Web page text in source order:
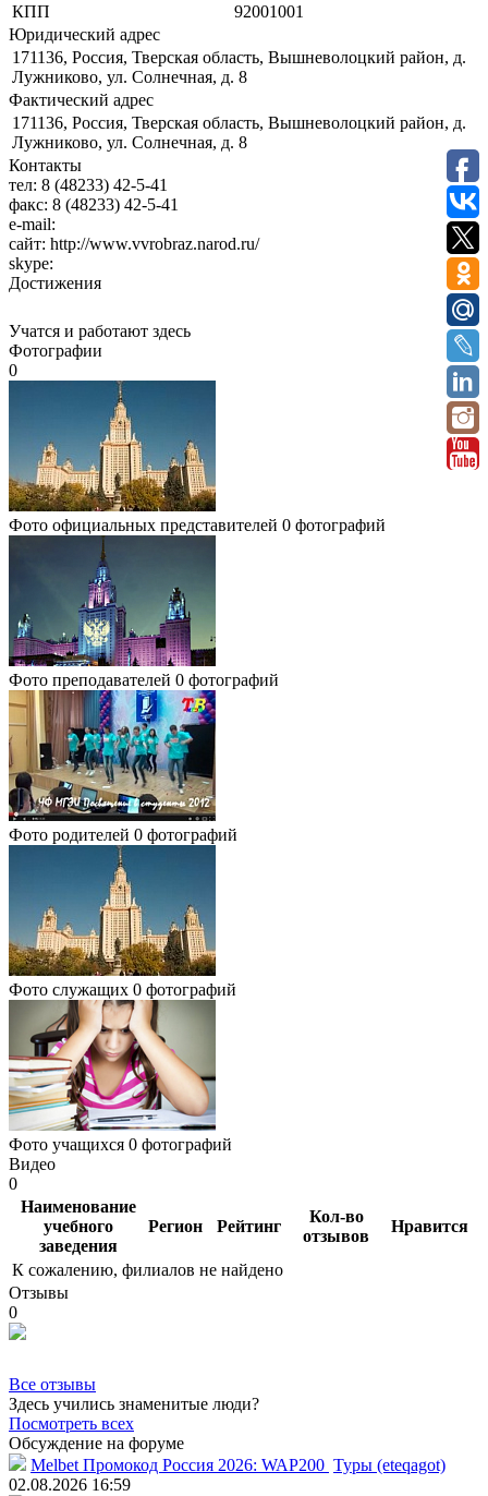
КПП
92001001
Юридический адрес
171136, Россия, Тверская область, Вышневолоцкий район, д.
Лужниково, ул. Солнечная, д. 8
Фактический адрес
171136, Россия, Тверская область, Вышневолоцкий район, д.
Лужниково, ул. Солнечная, д. 8
Контакты
тел: 8 (48233) 42-5-41
факс: 8 (48233) 42-5-41
e-mail:
сайт: http://www.vvrobraz.narod.ru/
skype:
Достижения
Учатся и работают здесь
Фотографии
0
Фото официальных представителей 0 фотографий
Фото преподавателей 0 фотографий
Фото родителей 0 фотографий
Фото служащих 0 фотографий
Фото учащихся 0 фотографий
Видео
0
Наименование
учебного
заведения
Регион Рейтинг
Кол-во
отзывов
Нравится
К сожалению, филиалов не найдено
Отзывы
0
Все отзывы
Здесь учились знаменитые люди?
Посмотреть всех
Обсуждение на форуме
Melbet Промокод Россия 2026: WAP200 Туры (eteqagot)
02.08.2026 16:59